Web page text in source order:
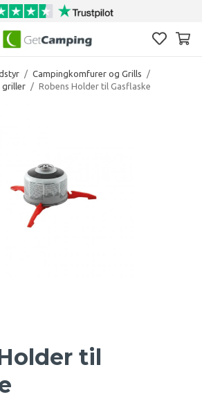
/ Campingkomfurer og Grills
/
griller / Robens Holder til Gasflaske
til